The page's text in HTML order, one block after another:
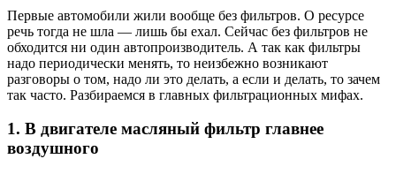
Первые автомобили жили вообще без фильтров. О ресурсе
речь тогда не шла — лишь бы ехал. Сейчас без фильтров не
обходится ни один автопроизводитель. А так как фильтры
надо периодически менять, то неизбежно возникают
разговоры о том, надо ли это делать, а если и делать, то зачем
так часто. Разбираемся в главных фильтрационных мифах.
1. В двигателе масляный фильтр главнее
воздушного